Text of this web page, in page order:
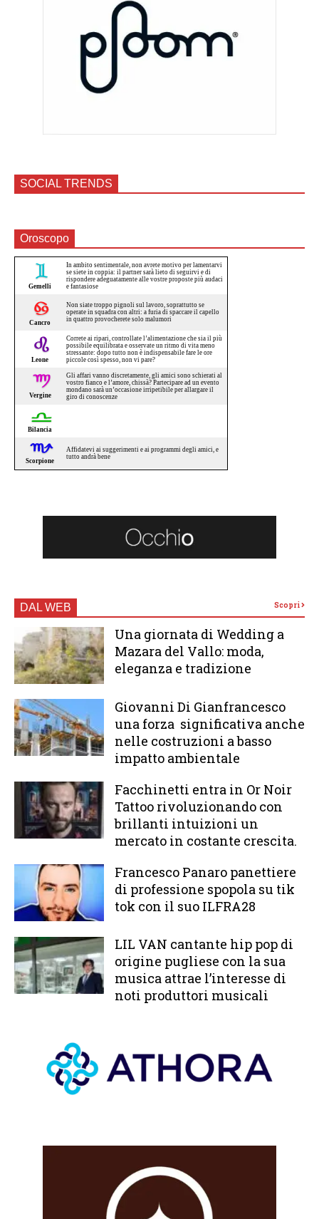
SOCIAL TRENDS
Oroscopo
DAL WEB Scopri
Una giornata di Wedding a
Mazara del Vallo: moda,
eleganza e tradizione
Giovanni Di Gianfrancesco
una forza significativa anche
nelle costruzioni a basso
impatto ambientale
Facchinetti entra in Or Noir
Tattoo rivoluzionando con
brillanti intuizioni un
mercato in costante crescita.
Francesco Panaro panettiere
di professione spopola su tik
tok con il suo ILFRA28
LIL VAN cantante hip pop di
origine pugliese con la sua
musica attrae l’interesse di
noti produttori musicali